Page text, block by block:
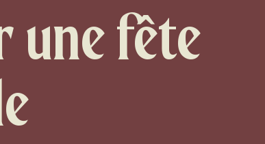
une fête